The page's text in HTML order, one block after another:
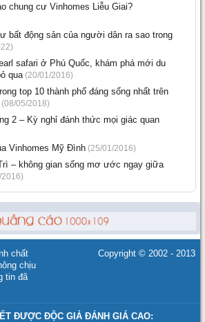
chung cư Vinhomes Liễu Giai?
bất động sản của người dân ra sao trong
safari ở Phú Quốc, khám phá mới du
qua(20/01/2016)
top 10 thành phố đáng sống nhất trên
(08/05/2018)
2 – Kỳ nghỉ đánh thức mọi giác quan
Vinhomes Mỹ Đình (25/01/2016)
– không gian sống mơ ước ngay giữa
chất
chịu
tin đã
Copyright © 2002 - 2013
ĐƯỢC ĐỘC GIẢ ĐÁNH GIÁ CAO: